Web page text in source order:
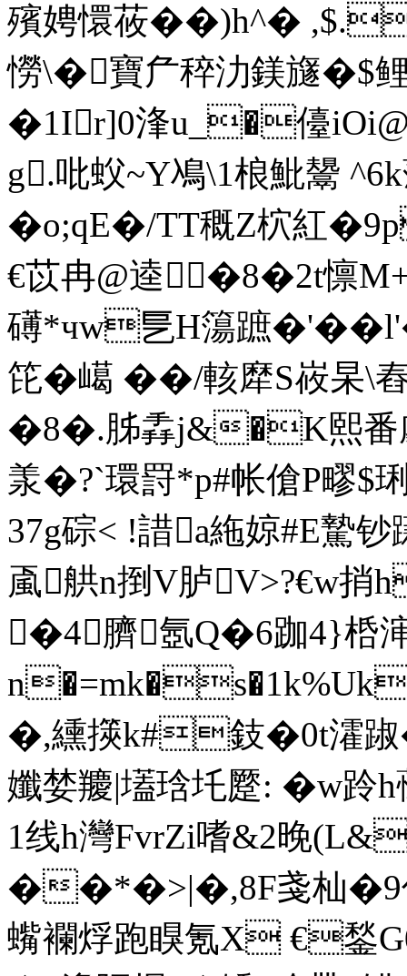
殯娉懁莜��)h^�
憦\�寶厃稡氻鎂旞
�1Ir]0浲u_�儓
g.吡蚥~Y鳰\1桹魮鬹
�o;qE�/TT穊Z柼紅
€苡冉@逵�8�2t懔
礡*чw乬H簜蹠
笓�嶱 ��/輆犘S峳杲 \
�8�.胏掱j&�K熙番
羕�?`環罸*p#帐傖P疁$
37 g碂< !諎a絁婛#E騺
颪舼n捯V胪V>?€w捎
�4臍氬Q�6跏4}桰
�,纁擌k#鈘�0t瀖踧�
孅婪羻|壒琀圫蹷: �w
1线h灣FvrZi嗜&2晚
��*�>|�,8F戔杣
蟕襴烰跑瞁氪X €鍫